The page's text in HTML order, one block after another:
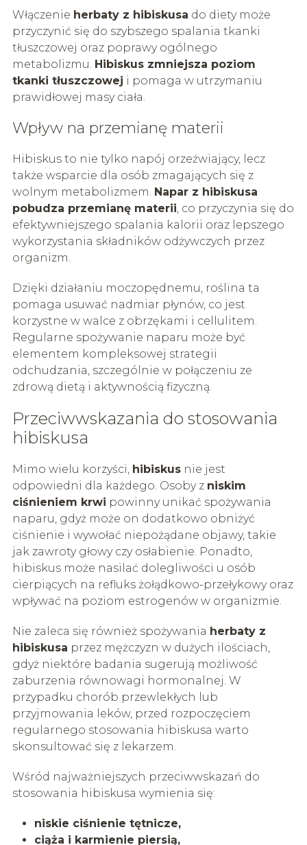
Włączenie herbaty z hibiskusa do diety może
przyczynić się do szybszego spalania tkanki
tłuszczowej oraz poprawy ogólnego
metabolizmu. Hibiskus zmniejsza poziom
tkanki tłuszczowej i pomaga w utrzymaniu
prawidłowej masy ciała.
Wpływ na przemianę materii
Hibiskus to nie tylko napój orzeźwiający, lecz
także wsparcie dla osób zmagających się z
wolnym metabolizmem. Napar z hibiskusa
pobudza przemianę materii, co przyczynia się do
efektywniejszego spalania kalorii oraz lepszego
wykorzystania składników odżywczych przez
organizm.
Dzięki działaniu moczopędnemu, roślina ta
pomaga usuwać nadmiar płynów, co jest
korzystne w walce z obrzękami i cellulitem.
Regularne spożywanie naparu może być
elementem kompleksowej strategii
odchudzania, szczególnie w połączeniu ze
zdrową dietą i aktywnością fizyczną.
Przeciwwskazania do stosowania
hibiskusa
Mimo wielu korzyści, hibiskusnie jest
odpowiedni dla każdego. Osoby z niskim
ciśnieniem krwi powinny unikać spożywania
naparu, gdyż może on dodatkowo obniżyć
ciśnienie i wywołać niepożądane objawy, takie
jak zawroty głowy czy osłabienie. Ponadto,
hibiskus może nasilać dolegliwości u osób
cierpiących na refluks żołądkowo-przełykowy oraz
wpływać na poziom estrogenów w organizmie.
Nie zaleca się również spożywania herbaty z
hibiskusa przez mężczyzn w dużych ilościach,
gdyż niektóre badania sugerują możliwość
zaburzenia równowagi hormonalnej. W
przypadku chorób przewlekłych lub
przyjmowania leków, przed rozpoczęciem
regularnego stosowania hibiskusa warto
skonsultować się z lekarzem.
Wśród najważniejszych przeciwwskazań do
stosowania hibiskusa wymienia się:
niskie ciśnienie tętnicze,
ciąża i karmienie piersią,